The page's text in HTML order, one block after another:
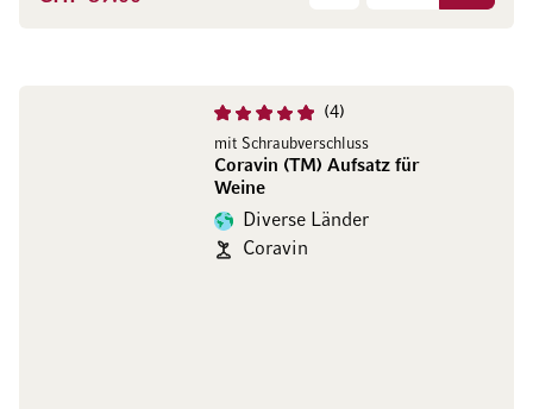
4
mit Schraubverschluss
Coravin (TM) Aufsatz für
Weine
Diverse Länder
Coravin